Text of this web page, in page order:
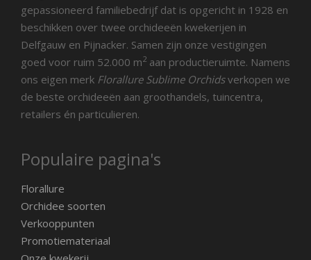
gepassioneerd familiebedrijf dat is opgericht in 1928 en
beschikken over twee orchideeën kwekerijen in
Delfgauw en Pijnacker. Samen zijn onze vestigingen
goed voor ruim 52.000 m2 aan productieruimte. Namens
ons eigen merk Florallure Sublime Orchidsverkopen we
de beste orchideeën aan groothandels, tuincentra,
retailers én particulieren.
Populaire pagina's
Florallure
Orchidee soorten
Verkooppunten
Promotiemateriaal